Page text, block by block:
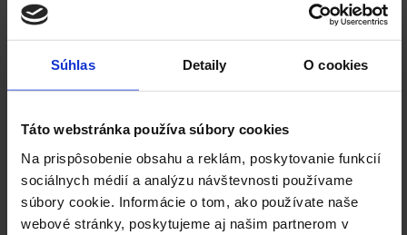
Súhlas Detaily O cookies
Táto webstránka používa súbory cookies
Na prispôsobenie obsahu a reklám, poskytovanie funkcií
sociálnych médií a analýzu návštevnosti používame
súbory cookie. Informácie o tom, ako používate naše
webové stránky, poskytujeme aj našim partnerom v
Retargeting
Retargeting je marketingová stratégia, ktorá sa zameriava na
RFM analýza
RFM analýza je marketingová metóda používaná na segmentáciu
zákazníkov a analýzu ich hodnoty pre firmu. RFM je skratka pre
Recency (posledný nákup), Frequency ...